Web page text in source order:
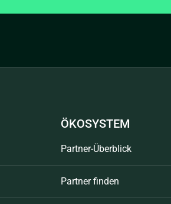
ÖKOSYSTEM
Partner-Überblick
Partner finden